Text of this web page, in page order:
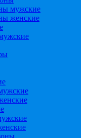
мужские
женские